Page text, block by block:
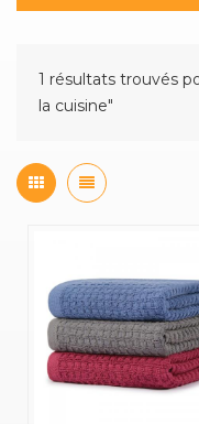
1 résultats trouvés
la cuisine"